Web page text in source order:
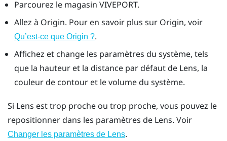
Parcourez le magasin VIVEPORT.
Allez à Origin. Pour en savoir plus sur Origin, voir
Qu’est-ce que Origin ?.
Affichez et change les paramètres du système, tels
que la hauteur et la distance par défaut de Lens, la
couleur de contour et le volume du système.
Si Lens est trop proche ou trop proche, vous pouvez le
repositionner dans les paramètres de Lens. Voir
Changer les paramètres de Lens.